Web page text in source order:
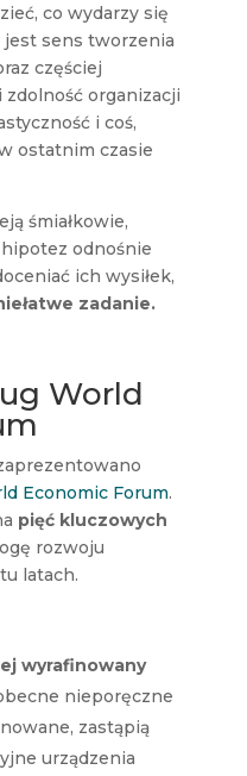
co wydarzy się
jest sens tworzenia
częściej
organizacji
i coś,
ostatnim czasie
śmiałkowie,
odnośnie
ich wysiłek,
zadanie.
World
Economic Forum.
pięć kluczowych
rozwoju
latach.
wyrafinowany
nieporęczne
zastąpią
urządzenia